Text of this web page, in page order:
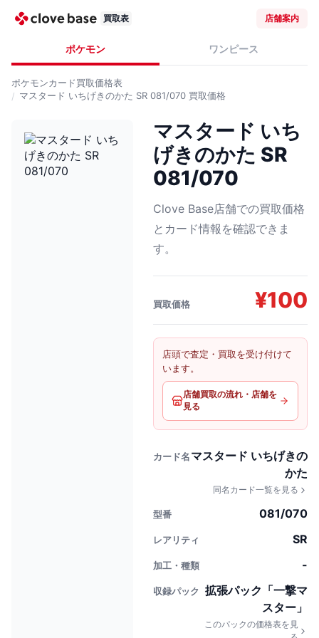
買取表 店舗案内
ポケモン ワンピース
ポケモンカード買取価格表
マスタード いちげきのかた SR 081/070 買取価格
マスタード いち
げきのかた SR
081/070
Clove Base店舗での買取価格
とカード情報を確認できま
す。
買取価格 ¥100
店頭で査定・買取を受け付けて
います。
店舗買取の流れ・店舗を
見る
カード名マスタード いちげきの
かた
同名カード一覧を見る
型番 081/070
レアリティ SR
加工・種類 -
収録パック
拡張パック「一撃マ
スター」
このパックの価格表を見